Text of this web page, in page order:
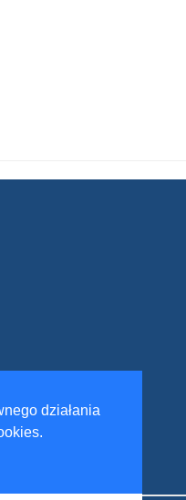
działania